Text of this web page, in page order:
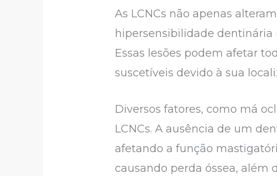
As LCNCs não apenas
hipersensibilidade dentinária
Essas lesões podem afetar
suscetíveis devido à sua
Diversos fatores, como má
LCNCs. A ausência de um
afetando a função
causando perda óssea, além